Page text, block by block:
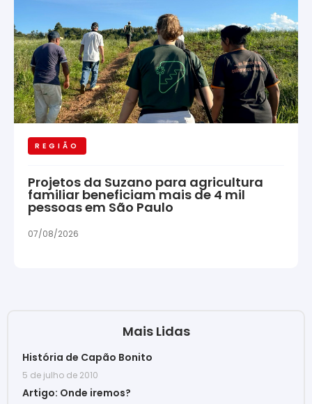
REGIÃO
Projetos da Suzano para agricultura
familiar beneficiam mais de 4 mil
pessoas em São Paulo
07/08/2026
Mais Lidas
História de Capão Bonito
5 de julho de 2010
Artigo: Onde iremos?